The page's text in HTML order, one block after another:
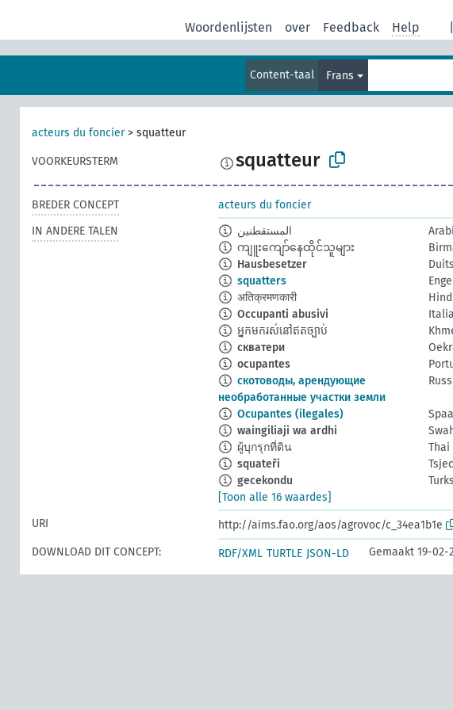
Woordenlijsten over Feedback Help
Content-taal Frans
acteurs du foncier> squatteur
VOORKEURSTERM squatteur
BREDER CONCEPT
acteurs du foncier
IN ANDERE TALEN
المستقطنين
ကျူးကျော်နေထိုင်သူများ
Hausbesetzer
Duits
squatters
अतिक्रमणकारी
Occupanti abusivi
អ្នកមករស់នៅឥតច្បាប់
скватери
ocupantes
скотоводы, арендующие
необработанные участки земли
Ocupantes (ilegales)
waingiliaji wa ardhi
ผู้บุกรุกที่ดิน
Thai
squateři
gecekondu
Turks
[Toon alle 16 waardes]
URI
http://aims.fao.org/aos/agrovoc/c_34ea1b1e
DOWNLOAD DIT CONCEPT:
RDF/XML TURTLE JSON-LD Gemaakt 19-02-